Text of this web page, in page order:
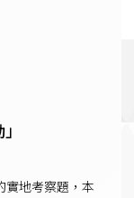
｣
實地考察題，本